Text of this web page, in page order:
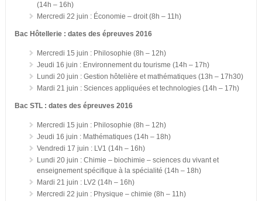
(14h – 16h)
Mercredi 22 juin : Économie – droit (8h – 11h)
Bac Hôtellerie : dates des épreuves 2016
Mercredi 15 juin : Philosophie (8h – 12h)
Jeudi 16 juin : Environnement du tourisme (14h – 17h)
Lundi 20 juin : Gestion hôtelière et mathématiques (13h – 17h30)
Mardi 21 juin : Sciences appliquées et technologies (14h – 17h)
Bac STL : dates des épreuves 2016
Mercredi 15 juin : Philosophie (8h – 12h)
Jeudi 16 juin : Mathématiques (14h – 18h)
Vendredi 17 juin : LV1 (14h – 16h)
Lundi 20 juin : Chimie – biochimie – sciences du vivant et
enseignement spécifique à la spécialité (14h – 18h)
Mardi 21 juin : LV2 (14h – 16h)
Mercredi 22 juin : Physique – chimie (8h – 11h)